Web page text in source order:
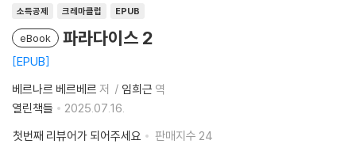
소득공제 크레마클럽 EPUB
eBook 파라다이스 2
EPUB
베르나르 베르베르 저 임희근 역
열린책들
2025.07.16.
첫번째 리뷰어가 되어주세요
판매지수 24